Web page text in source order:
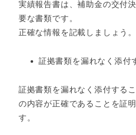
実績報告書は、補助金の交付
要な書類です。
正確な情報を記載しましょう。
証拠書類を漏れなく添付
証拠書類を漏れなく添付する
の内容が正確であることを証
す。